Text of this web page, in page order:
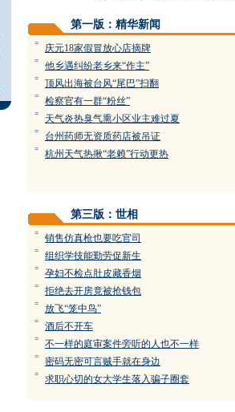
第一版：精华新闻
= 庆元18家假冒放心店摘牌
= 他乡遇纠纷老乡来“作主”
= 顶风出海被台风“尾巴”扫翻
= 检察官有一群“粉丝”
= 天气炎热臭气熏小区业主难过夏
= 台州药师无资质药店被吊证
= 杭州天气热揪“老赖”行动更热
第三版：世相
= 销售仿真枪也要吃官司
= 组织学技能勤劳促新生
= 孕妇不检点肚皮藏香烟
= 拒绝去开房竟被抢钱包
= 放飞“笼中鸟”
= 酒后不开车
= 不一样的庭审案件旁听的人也不一样
= 密码无密可言贼手就在身边
= 求职心切的女大学生落入骗子圈套